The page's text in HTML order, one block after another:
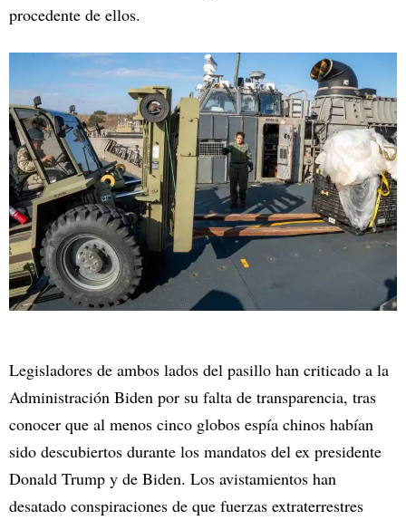
procedente de ellos.
Legisladores de ambos lados del pasillo han criticado a la
Administración Biden por su falta de transparencia, tras
conocer que al menos cinco globos espía chinos habían
sido descubiertos durante los mandatos del ex presidente
Donald Trump y de Biden. Los avistamientos han
desatado conspiraciones de que fuerzas extraterrestres